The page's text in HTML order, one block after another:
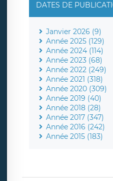
DATES DE
Janvier 2026 (9)
Année 2025 (129)
Année 2024 (114)
Année 2023 (68)
Année 2022 (249)
Année 2021 (318)
Année 2020 (309)
Année 2019 (40)
Année 2018 (28)
Année 2017 (347)
Année 2016 (242)
Année 2015 (183)